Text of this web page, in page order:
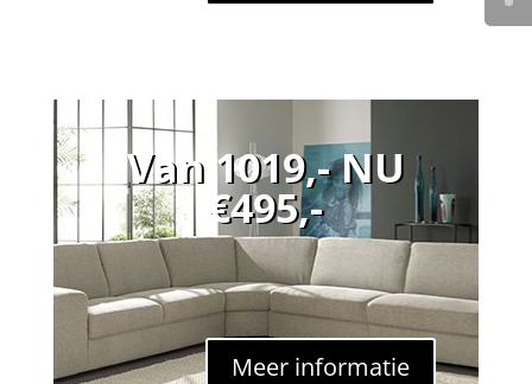
Van 1019,- NU
€495,-
Meer informatie